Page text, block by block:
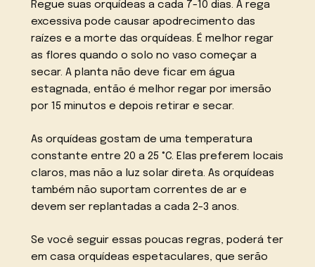
Regue suas orquídeas a cada 7-10 dias. A rega
excessiva pode causar apodrecimento das
raízes e a morte das orquídeas. É melhor regar
as flores quando o solo no vaso começar a
secar. A planta não deve ficar em água
estagnada, então é melhor regar por imersão
por 15 minutos e depois retirar e secar.
As orquídeas gostam de uma temperatura
constante entre 20 a 25 °C. Elas preferem locais
claros, mas não a luz solar direta. As orquídeas
também não suportam correntes de ar e
devem ser replantadas a cada 2-3 anos.
Se você seguir essas poucas regras, poderá ter
em casa orquídeas espetaculares, que serão